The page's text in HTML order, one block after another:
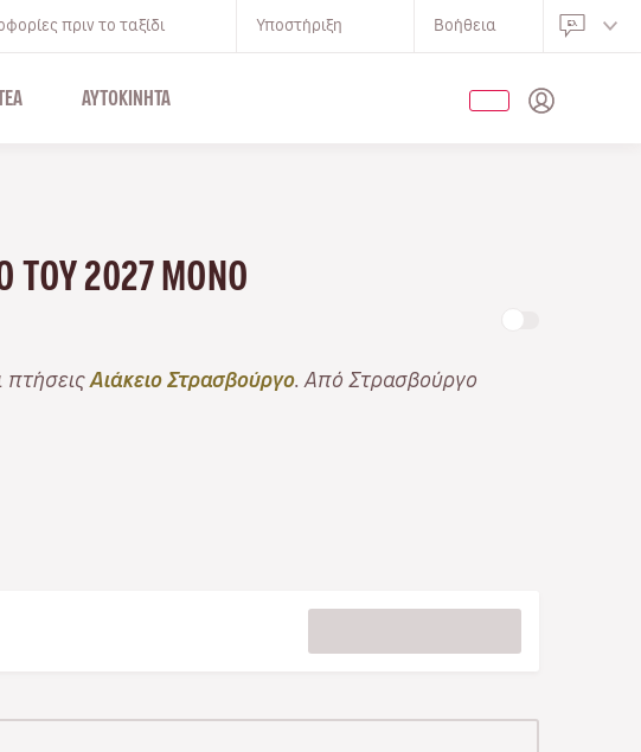
πριν το ταξίδι Υποστήριξη Βοήθεια
ΑΥΤΟΚΊΝΗΤΑ
ΤΟΥ 2027 ΜΌΝΟ
πτήσεις Αιάκειο Στρασβούργο . Από Στρασβούργο